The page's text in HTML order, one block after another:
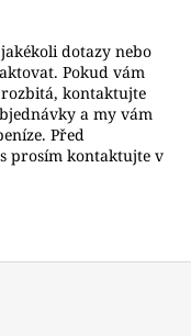
dotazy nebo
Pokud vám
kontaktujte
a my vám
Před
prosím kontaktujte v